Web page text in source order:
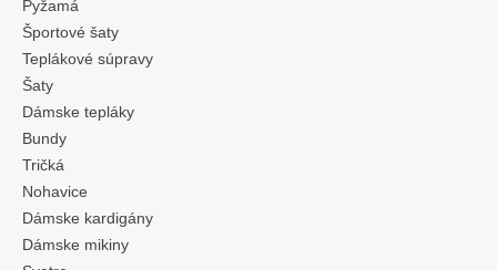
Pyžamá
Športové šaty
Teplákové súpravy
Šaty
Dámske tepláky
Bundy
Tričká
Nohavice
Dámske kardigány
Dámske mikiny